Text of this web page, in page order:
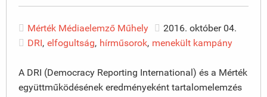
Mérték Médiaelemző Műhely
2016. október 04.
DRI, elfogultság, hírműsorok, menekült kampány
A DRI (Democracy Reporting International) és a Mérték
együttműködésének eredményeként tartalomelemzés